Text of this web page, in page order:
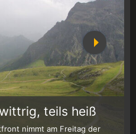
teils heiß
nimmt am Freitag der